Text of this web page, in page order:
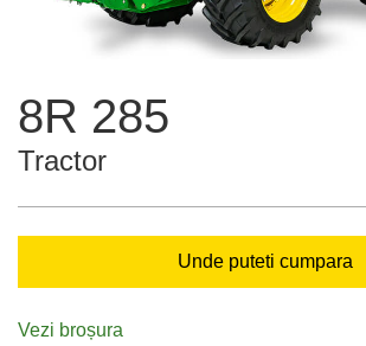
8R 285
Tractor
Unde puteti cumpara
Vezi broșura